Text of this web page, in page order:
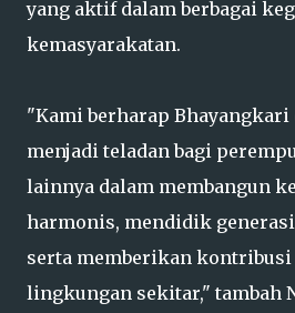
yang aktif dalam berbagai
kemasyarakatan.
"Kami berharap Bhayangkari
menjadi teladan bagi
lainnya dalam membangun
harmonis, mendidik generasi
serta memberikan
lingkungan sekitar," tambah